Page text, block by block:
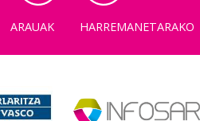
ARAUAK HARREMANETARAKO